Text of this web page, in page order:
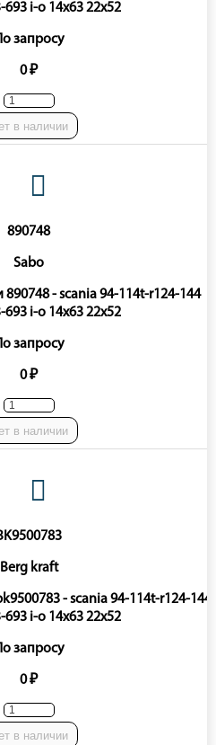
693 i-o 14x63 22x52
запросу
0 ₽
в наличии
890748
Sabo
- scania 94-114t-r124-144
693 i-o 14x63 22x52
запросу
0 ₽
в наличии
Berg kraft
- scania 94-114t-r124-144
693 i-o 14x63 22x52
запросу
0 ₽
в наличии